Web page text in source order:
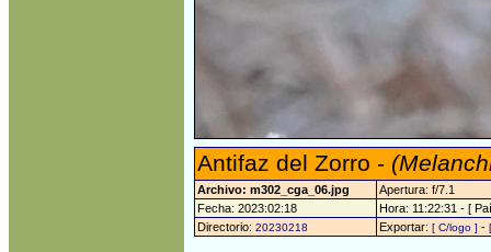
Antifaz del Zorro -
Archivo: m302_cga_06.jpg
Apertura: f/7.1
Fecha: 2023:02:18
Hora: 11:22:31 - [
Directorio: 20230218 Exportar: [ C/logo ] -